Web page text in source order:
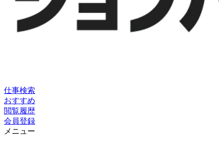
仕事検索
おすすめ
閲覧履歴
会員登録
メニュー